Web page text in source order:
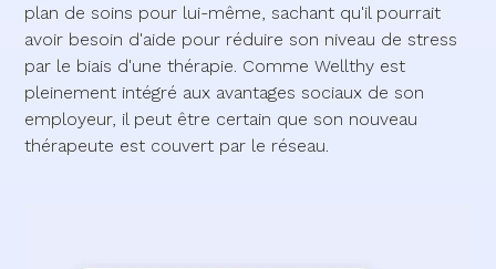
plan de soins pour lui-même, sachant qu'il pourrait
avoir besoin d'aide pour réduire son niveau de stress
par le biais d'une thérapie. Comme Wellthy est
pleinement intégré aux avantages sociaux de son
employeur, il peut être certain que son nouveau
thérapeute est couvert par le réseau.